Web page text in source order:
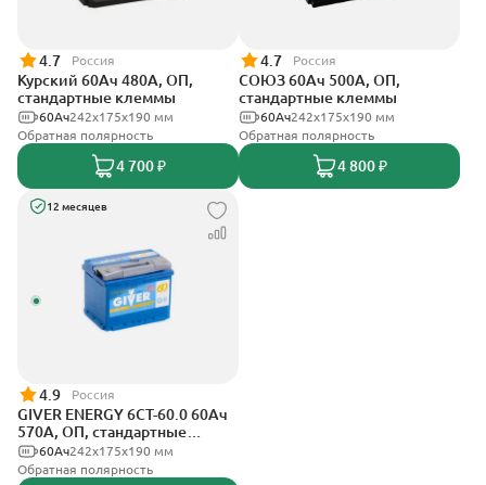
4.7 Россия
Курский 60Ач 480А, ОП,
стандартные клеммы
242x175x190 мм
60Ач
Обратная полярность
4 700 ₽
4.7 Россия
СОЮЗ 60Ач 500А, ОП,
стандартные клеммы
242x175x190 мм
60Ач
Обратная полярность
4 800 ₽
12 месяцев
4.9 Россия
GIVER ENERGY 6СТ-60.0 60Ач
570А, ОП, стандартные
клеммы242х175х190 мм
60Ач
Обратная полярность